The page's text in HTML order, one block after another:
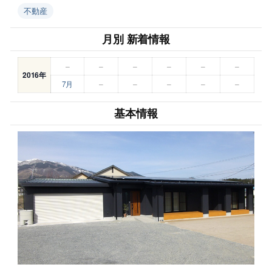
不動産
月別 新着情報
2016年
– – – – –
–
7月
– – – – –
基本情報